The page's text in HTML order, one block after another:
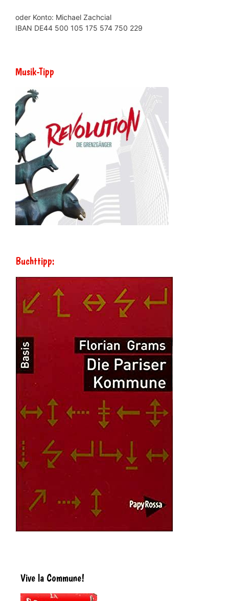
oder Konto: Michael Zachcial
IBAN DE44 500 105 175 574 750 229
Musik-Tipp
Buchttipp:
Vive la Commune!